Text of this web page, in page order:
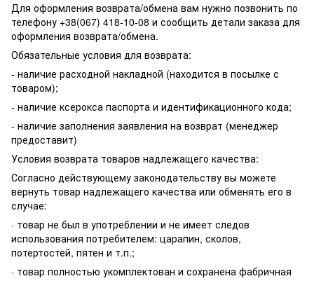
Для оформления возврата/обмена вам нужно позвонить по
телефону +38(067) 418-10-08 и сообщить детали заказа для
оформления возврата/обмена.
Обязательные условия для возврата:
- наличие расходной накладной (находится в посылке с
товаром);
- наличие ксерокса паспорта и идентификационного кода;
- наличие заполнения заявления на возврат (менеджер
предоставит)
Условия возврата товаров надлежащего качества:
Согласно действующему законодательству вы можете
вернуть товар надлежащего качества или обменять его в
случае:
· товар не был в употреблении и не имеет следов
использования потребителем: царапин, сколов,
потертостей, пятен и т.п.;
· товар полностью укомплектован и сохранена фабричная